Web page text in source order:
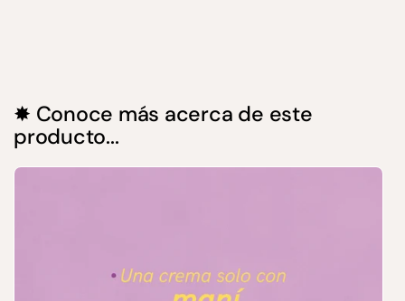
✸ Conoce más acerca de este
producto...